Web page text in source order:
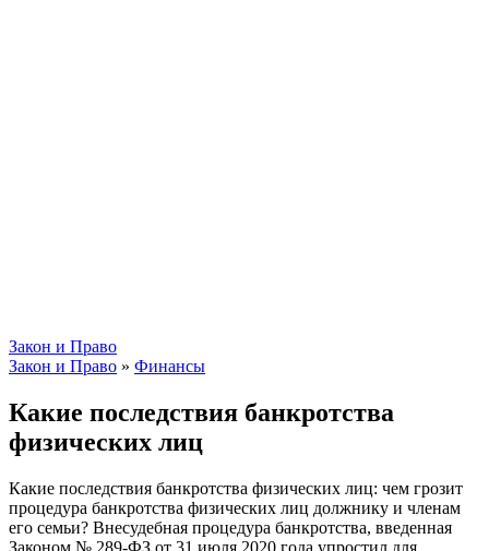
Закон и Право
Закон и Право » Финансы
Какие последствия банкротства
физических лиц
Какие последствия банкротства физических лиц: чем грозит
процедура банкротства физических лиц должнику и членам
его семьи? Внесудебная процедура банкротства, введенная
Законом № 289-ФЗ от 31 июля 2020 года упростил для